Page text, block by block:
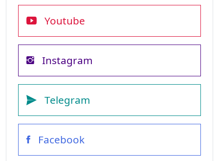
Youtube
Instagram
Telegram
Facebook